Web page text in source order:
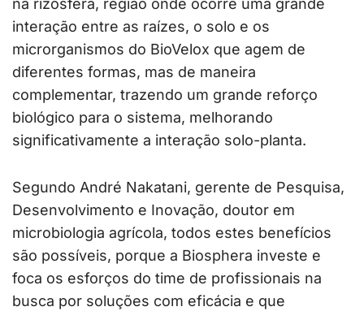
na rizosfera, região onde ocorre uma grande
interação entre as raízes, o solo e os
microrganismos do BioVelox que agem de
diferentes formas, mas de maneira
complementar, trazendo um grande reforço
biológico para o sistema, melhorando
significativamente a interação solo-planta.
Segundo André Nakatani, gerente de Pesquisa,
Desenvolvimento e Inovação, doutor em
microbiologia agrícola, todos estes benefícios
são possíveis, porque a Biosphera investe e
foca os esforços do time de profissionais na
busca por soluções com eficácia e que